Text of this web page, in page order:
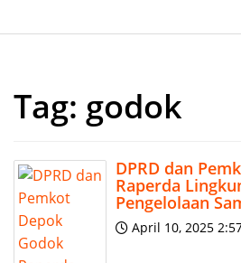
Tag: godok
DPRD dan
Raperda
Pengelolaan
April 10, 2025